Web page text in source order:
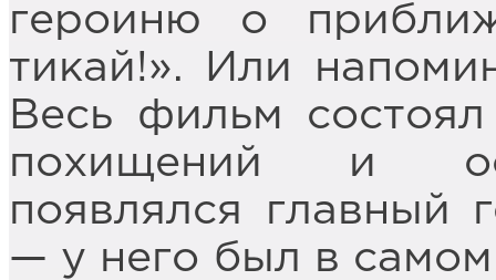
героиню о
тикай!». Или
Весь фильм
похищений и
появлялся главный
— у него был в самом